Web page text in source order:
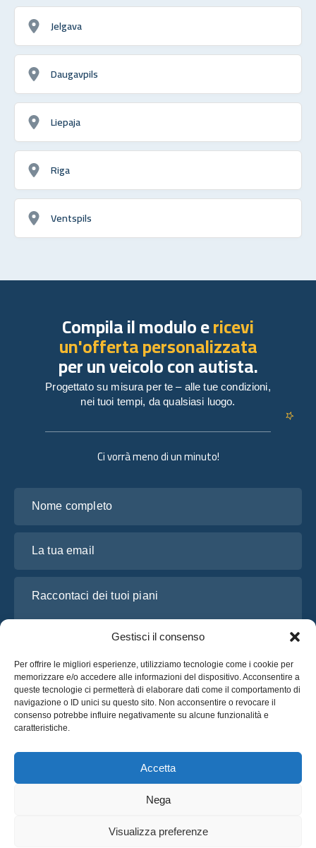
Gestisci il consenso
Per offrire le migliori esperienze, utilizziamo tecnologie come i cookie per
memorizzare e/o accedere alle informazioni del dispositivo. Acconsentire a
queste tecnologie ci permetterà di elaborare dati come il comportamento di
navigazione o ID unici su questo sito. Non acconsentire o revocare il
consenso potrebbe influire negativamente su alcune funzionalità e
caratteristiche.
Accetta
Nega
Visualizza preferenze
Jelgava
Daugavpils
Liepaja
Riga
Ventspils
Ci vorrà meno di un minuto!
Ho letto e accetto l’
Richiedi un preventivo
Richiedi un preventivo
Compila il modulo ericevi
un'offerta personalizzata
per un veicolo con autista.
Progettato su misura per te – alle tue condizioni,
nei tuoi tempi, da qualsiasi luogo.